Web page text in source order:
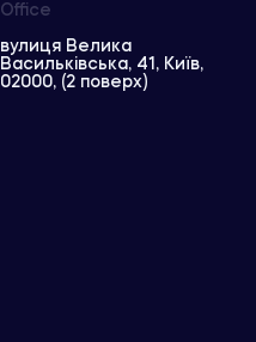
Office
вулиця Велика
Васильківська, 41, Київ,
02000, (2 поверх)